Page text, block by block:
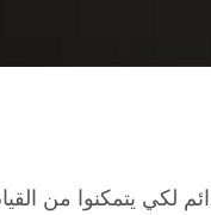
يتمكنوا من